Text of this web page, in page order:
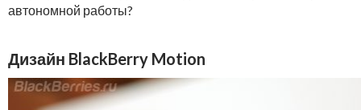
автономной работы?
Дизайн BlackBerry Motion